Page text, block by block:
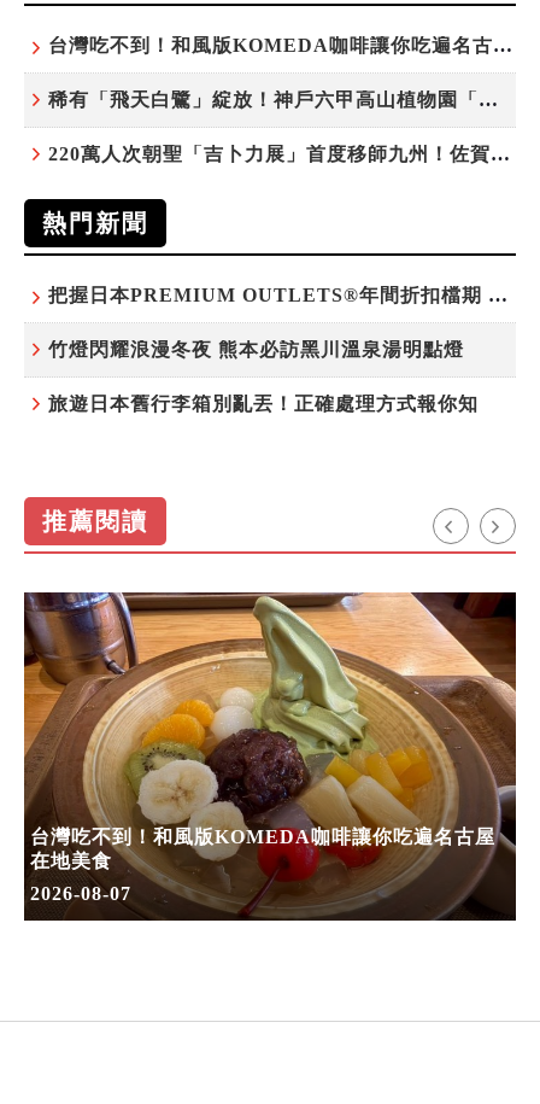
台灣吃不到！和風版KOMEDA咖啡讓你吃遍名古屋在地美食
稀有「飛天白鷺」綻放！神戶六甲高山植物園「鷺草」珍貴現身
220萬人次朝聖「吉卜力展」首度移師九州！佐賀站早鳥平日套票8/10搶先開賣
熱門新聞
把握日本PREMIUM OUTLETS®年間折扣檔期 越買越划算
竹燈閃耀浪漫冬夜 熊本必訪黑川溫泉湯明點燈
旅遊日本舊行李箱別亂丟！正確處理方式報你知
推薦閱讀
台灣吃不到！和風版KOMEDA咖啡讓你吃遍名古屋
在地美食
2026-08-07